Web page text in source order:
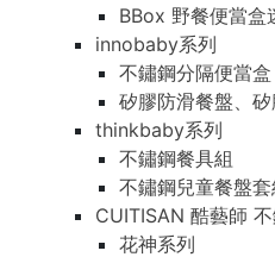
BBox 野餐便當盒
innobaby系列
不鏽鋼分隔便當盒
矽膠防滑餐盤、
thinkbaby系列
不鏽鋼餐具組
不鏽鋼兒童餐盤套
CUITISAN 酷藝師
花神系列